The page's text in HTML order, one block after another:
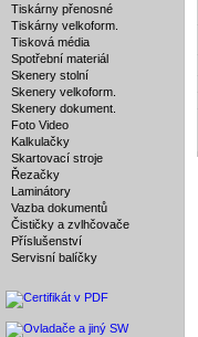
Tiskárny přenosné
Tiskárny velkoform.
Tisková média
Spotřební materiál
Skenery stolní
Skenery velkoform.
Skenery dokument.
Foto Video
Kalkulačky
Skartovací stroje
Řezačky
Laminátory
Vazba dokumentů
Čističky a zvlhčovače
Příslušenství
Servisní balíčky